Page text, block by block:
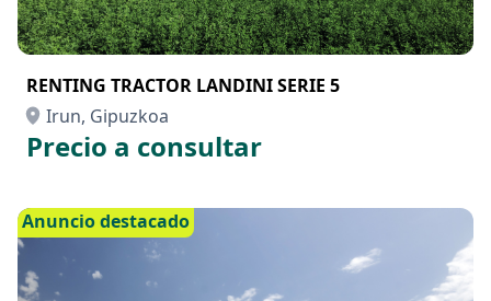
RENTING TRACTOR LANDINI SERIE 5
Irun, Gipuzkoa
Precio a consultar
Anuncio destacado